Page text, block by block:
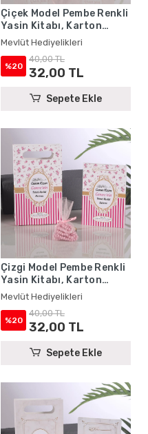
Çiçek Model Pembe Renkli
Yasin Kitabı, Karton
Çanta ve Tesbih - Mevlüt
Hediyelikleri
Mevlüt Hediyelikleri
%20
40,00 TL
32,00 TL
Sepete Ekle
Çizgi Model Pembe Renkli
Yasin Kitabı, Karton
Çanta ve Tesbih - Mevlüt
Hediyelikleri
Mevlüt Hediyelikleri
%20
40,00 TL
32,00 TL
Sepete Ekle